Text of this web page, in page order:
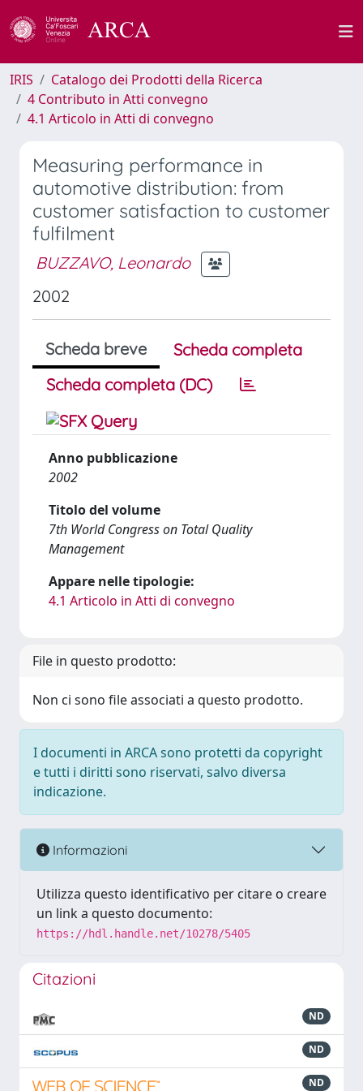
IRIS
Catalogo dei Prodotti della Ricerca
4 Contributo in Atti convegno
4.1 Articolo in Atti di convegno
Measuring performance in
automotive distribution: from
customer satisfaction to customer
fulfilment
BUZZAVO, Leonardo
2002
Scheda breve
Scheda completa
Scheda completa (DC)
Anno pubblicazione
2002
Titolo del volume
7th World Congress on Total Quality
Management
Appare nelle tipologie:
4.1 Articolo in Atti di convegno
File in questo prodotto:
Non ci sono file associati a questo prodotto.
I documenti in ARCA sono protetti da copyright
e tutti i diritti sono riservati, salvo diversa
indicazione.
Informazioni
Utilizza questo identificativo per citare o creare
un link a questo documento:
https://hdl.handle.net/10278/5405
Citazioni
ND
ND
ND